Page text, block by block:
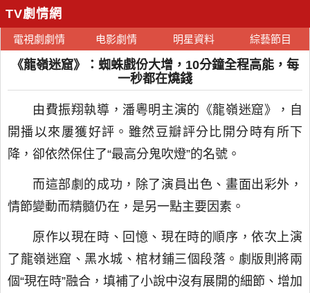
TV劇情網
電視劇劇情 电影劇情 明星資料 綜藝節目
《龍嶺迷窟》：蜘蛛戲份大增，10分鐘全程高能，每
一秒都在燒錢
由費振翔執導，潘粵明主演的《龍嶺迷窟》，自
開播以來屢獲好評。雖然豆瓣評分比開分時有所下
降，卻依然保住了“最高分鬼吹燈”的名號。
而這部劇的成功，除了演員出色、畫面出彩外，
情節變動而精髓仍在，是另一點主要因素。
原作以現在時、回憶、現在時的順序，依次上演
了龍嶺迷窟、黑水城、棺材鋪三個段落。劇版則將兩
個“現在時”融合，填補了小說中沒有展開的細節、增加